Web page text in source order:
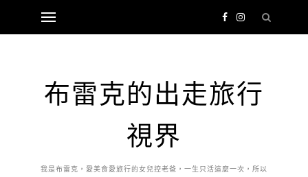
布雷克的出走旅行
視界
我是布雷克，愛美食愛旅行的女兒控老爸，一生只活這麼一次，所以